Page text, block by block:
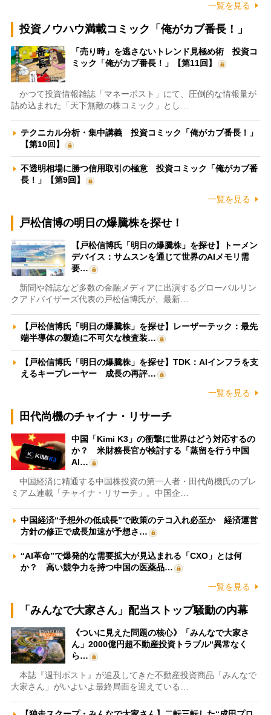
一覧を見る
投資ノウハウ満載コミック「俺がカブ番長！」
「売り時」を逃さないトレンド見極め術 投資コ
ミック「俺がカブ番長！」【第11回】
かつて投資情報雑誌「マネーポスト」にて、圧倒的な情報量が
詰め込まれた「天下無敵の株コミック」とし…
テクニカル分析・集中講義 投資コミック「俺がカブ番長！」
【第10回】
不透明相場に勝つ信用取引の極意 投資コミック「俺がカブ番
長！」【第9回】
一覧を見る
戸松信博の明日の爆騰株を探せ！
【戸松信博氏「明日の爆騰株」を探せ】トーメン
デバイス：サムスンを通じて世界のAIメモリ需
要…
新聞や雑誌など多数の金融メディアに出演するグローバルリン
クアドバイザーズ代表の戸松信博氏が、最新…
【戸松信博氏「明日の爆騰株」を探せ】レーザーテック：最先
端半導体の製造に不可欠な検査装…
【戸松信博氏「明日の爆騰株」を探せ】TDK：AIインフラを支
えるキープレーヤー 成長の再評…
一覧を見る
田代尚機のチャイナ・リサーチ
中国「Kimi K3」の衝撃に世界はどう対応するの
か？ 米財務長官が検討する「蒸留を行う中国
AI…
中国経済に精通する中国株投資の第一人者・田代尚機氏のプレ
ミアム連載「チャイナ・リサーチ」。中国企…
中国経済“予想外の低成長”で政策のテコ入れ必至か 経済運営
方針の修正で成長加速が予想さ…
“AI革命”で爆発的な需要拡大が見込まれる「CXO」とは何
か？ 高い競争力を持つ中国の医薬品…
一覧を見る
「みんなで大家さん」配当ストップ騒動の内幕
《ついに見えた問題の核心》「みんなで大家さ
ん」2000億円超不動産投資トラブル“異常なく
ら…
本誌『週刊ポスト』が追及してきた不動産投資商品「みんなで
大家さん」がいよいよ最終局面を迎えている…